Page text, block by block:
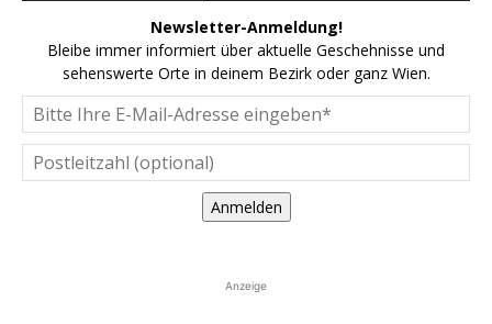
Newsletter-Anmeldung!
Bleibe immer informiert über aktuelle Geschehnisse und
sehenswerte Orte in deinem Bezirk oder ganz Wien.
Anmelden
Anzeige